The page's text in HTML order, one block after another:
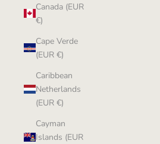
Canada (EUR
€)
Cape Verde
(EUR €)
Caribbean
Netherlands
(EUR €)
Cayman
Islands (EUR